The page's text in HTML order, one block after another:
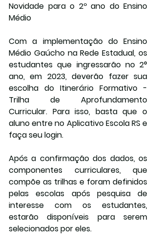
Novidade para o 2º ano do Ensino
Médio
Com a implementação do Ensino
Médio Gaúcho na Rede Estadual, os
estudantes que ingressarão no 2°
ano, em 2023, deverão fazer sua
escolha do Itinerário Formativo -
Trilha de Aprofundamento
Curricular. Para isso, basta que o
aluno entre no Aplicativo Escola RS e
faça seu login.
Após a confirmação dos dados, os
componentes curriculares, que
compõe as trilhas e foram definidos
pelas escolas após pesquisa de
interesse com os estudantes,
estarão disponíveis para serem
selecionados por eles.